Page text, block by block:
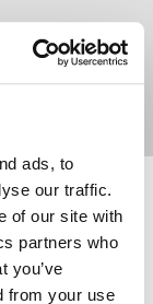
ads, to
our traffic.
of our site with
partners who
you’ve
from your use
Thule Urban
proof bundle
proof bundle
weather-proof
weather-proof
proof